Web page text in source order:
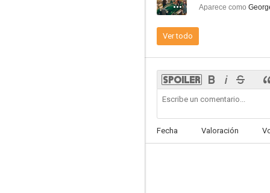
Aparece como
Ver todo
Fecha Valoración